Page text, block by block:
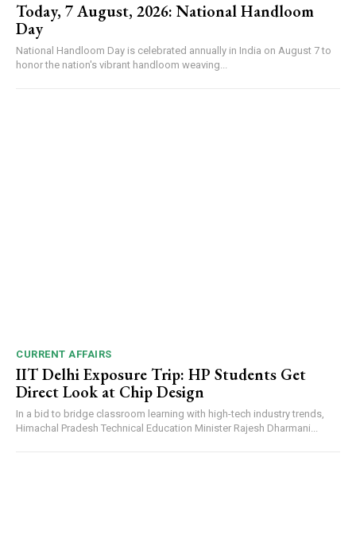
Today, 7 August, 2026: National Handloom
Day
National Handloom Day is celebrated annually in India on August 7 to
honor the nation's vibrant handloom weaving...
CURRENT AFFAIRS
IIT Delhi Exposure Trip: HP Students Get
Direct Look at Chip Design
In a bid to bridge classroom learning with high-tech industry trends,
Himachal Pradesh Technical Education Minister Rajesh Dharmani...